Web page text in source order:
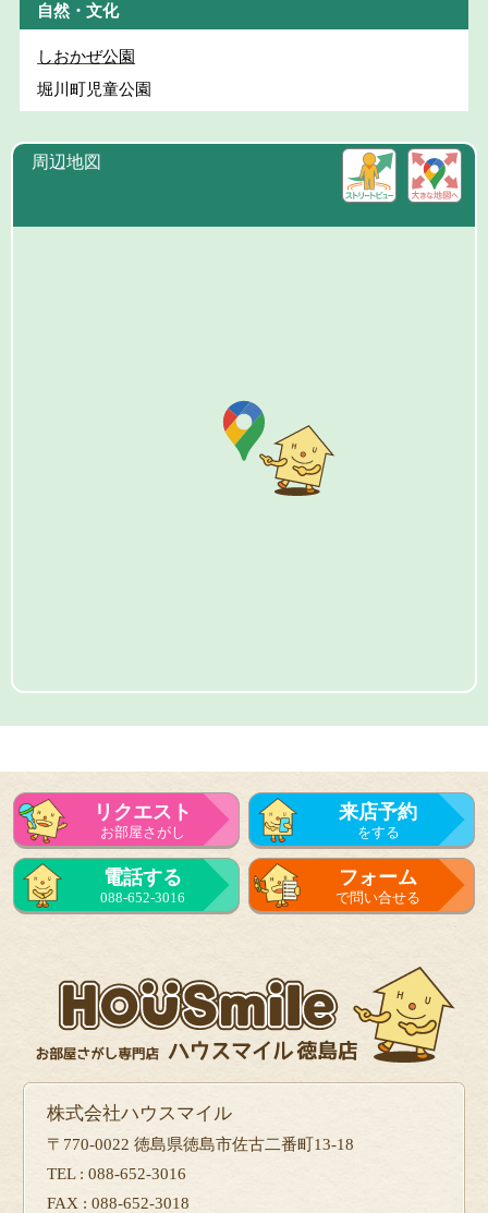
自然・文化
しおかぜ公園
堀川町児童公園
周辺地図
リクエスト
お部屋さがし
来店予約
をする
電話する
088-652-3016
フォーム
で問い合せる
株式会社ハウスマイル
〒770-0022 徳島県徳島市佐古二番町13-18
TEL : 088-652-3016
FAX : 088-652-3018